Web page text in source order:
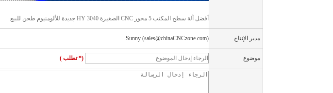
أفضل آلة سطح المكتب 5 محور CNC الصغيرة HY 3040 جديدة للألومنيوم طحن للبيع
مدير الإنتاج Sunny (sales@chinaCNCzone.com)
موضوع (* تطلب )